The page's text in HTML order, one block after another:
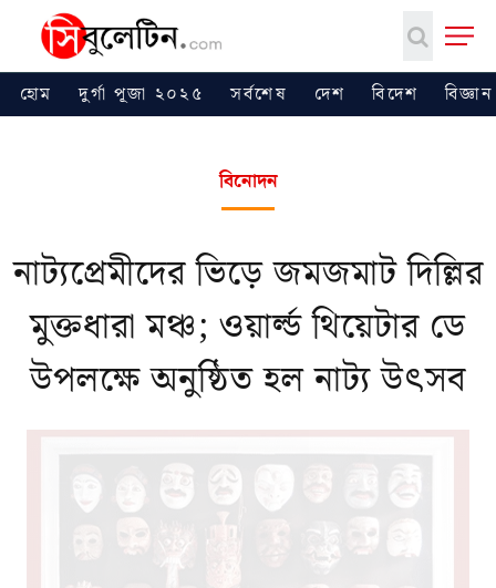
হোম দুর্গা পূজা ২০২৫ সর্বশেষ দেশ বিদেশ
বিনোদন
নাট্যপ্রেমীদের ভিড়ে জমজমাট দিল্লির
মুক্তধারা মঞ্চ; ওয়ার্ল্ড থিয়েটার ডে
উপলক্ষে অনুষ্ঠিত হল নাট্য উৎসব